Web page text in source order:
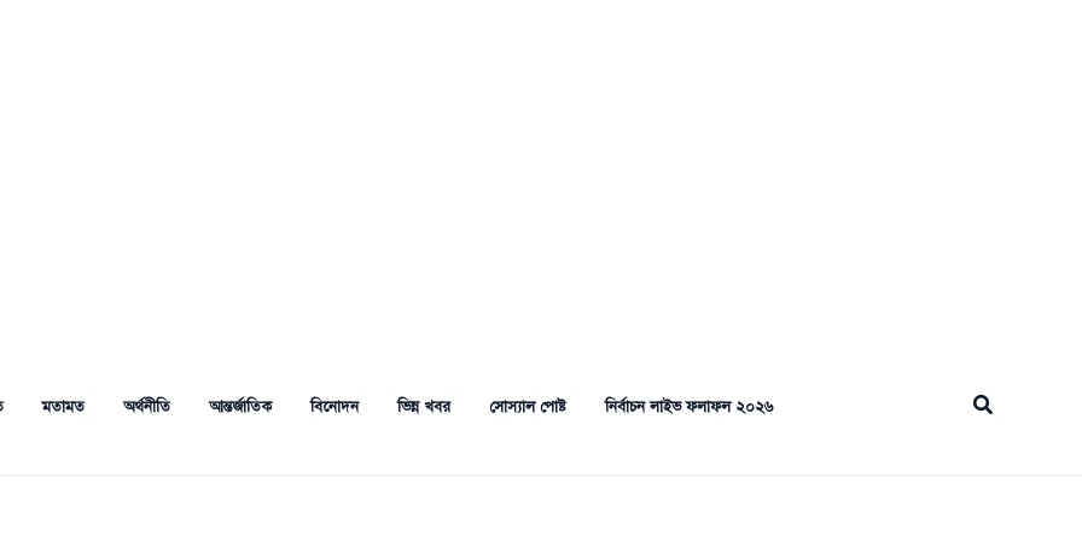
মতামত অর্থনীতি আন্তর্জাতিক বিনোদন ভিন্ন খবর সোস্যাল পোষ্ট নির্বাচন লাইভ ফলাফল ২০২৬ Search